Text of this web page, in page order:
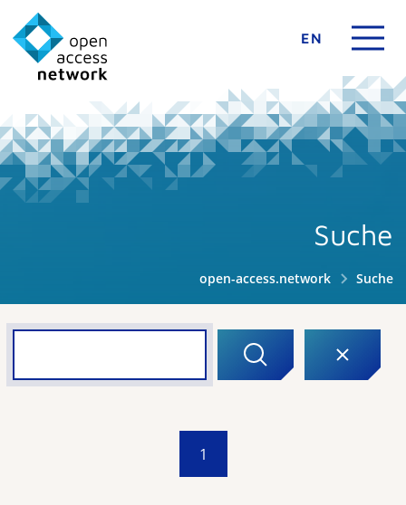
EN
Suche
open-access.network Suche
1